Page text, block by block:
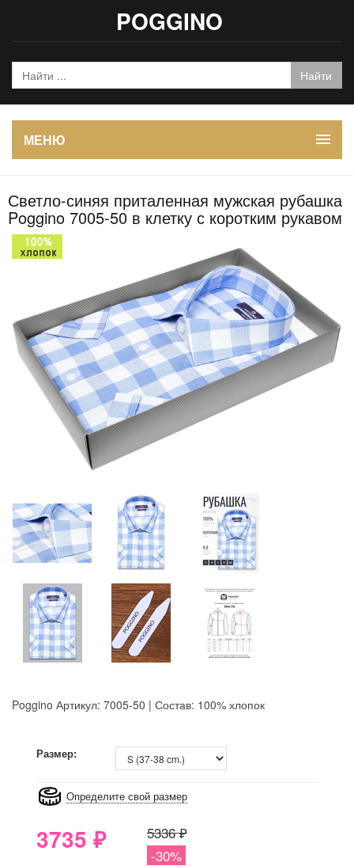
POGGINO
МЕНЮ
Светло-синяя приталенная мужская рубашка
Poggino 7005-50 в клетку с коротким рукавом
Poggino Артикул: 7005-50 | Состав: 100% хлопок
Размер:
Определите свой размер
3735 ₽
5336 ₽
-30%